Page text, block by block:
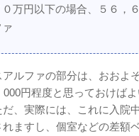
０万円以下の場合、５６，
アルファの部分は、おおよ
000円程度と思っておけば
だ、実際には、これに入院
れますし、個室などの差額